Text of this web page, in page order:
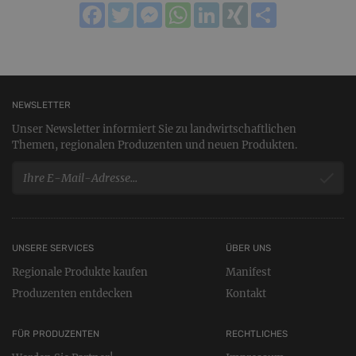
FacebookTwitterMessengerWhatsAppLinkedIn
XING
NEWSLETTER
Unser Newsletter informiert Sie zu landwirtschaftlichen
Themen, regionalen Produzenten und neuen Produkten.
UNSERE SERVICES
Regionale Produkte kaufen
Produzenten entdecken
FÜR PRODUZENTEN RECHTLICHES
ÜBER UNS
Manifest
Kontakt